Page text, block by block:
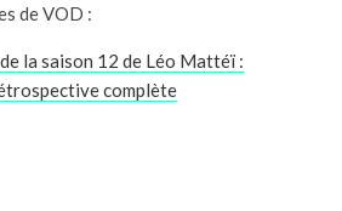
de VOD :
la saison 12 de Léo Mattéï :
complète